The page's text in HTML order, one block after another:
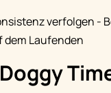
verfolgen -
dem Laufenden